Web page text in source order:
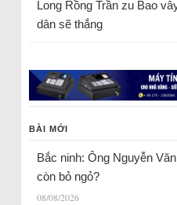
Long Rồng Trầnzu Bao
dân sẽ thắng
BÀI MỚI
Bắc ninh: Ông Nguyễn
còn bỏ ngỏ?
08/08/2026